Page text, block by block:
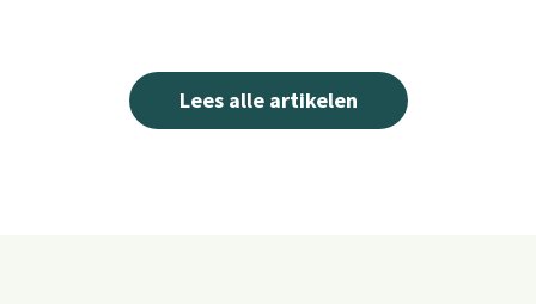
Lees alle artikelen